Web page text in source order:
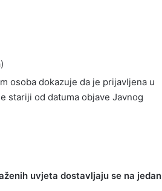
osoba dokazuje da je prijavljena u
stariji od datuma objave Javnog
uvjeta dostavljaju se na jedan